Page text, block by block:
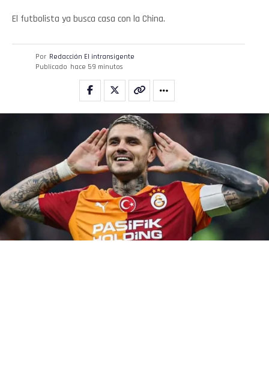
El futbolista ya busca casa con la China.
Por Redacción El intransigente
Publicado hace 59 minutos